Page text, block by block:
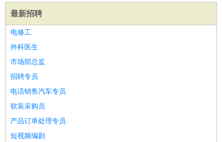
最新招聘
电修工
外科医生
市场部总监
招聘专员
电话销售汽车专员
软装采购员
产品订单处理专员
短视频编剧